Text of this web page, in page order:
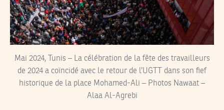
Mai 2024, Tunis – La célébration de la fête des travailleurs
de 2024 a coïncidé avec le retour de l’UGTT dans son fief
historique de la place Mohamed-Ali – Photos Nawaat –
Alaa Al-Agrebi